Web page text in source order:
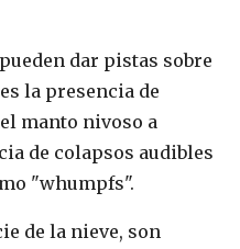
dar pistas sobre
la presencia de
manto nivoso a
de colapsos audibles
"whumpfs".
de la nieve, son